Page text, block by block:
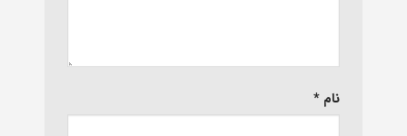
نام *